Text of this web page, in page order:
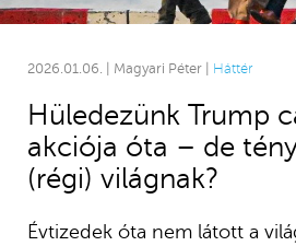
2026.01.06. | Magyari Péter | Háttér
Hüledezünk Trump
akciója óta – de
(régi) világnak?
Évtizedek óta nem látott a